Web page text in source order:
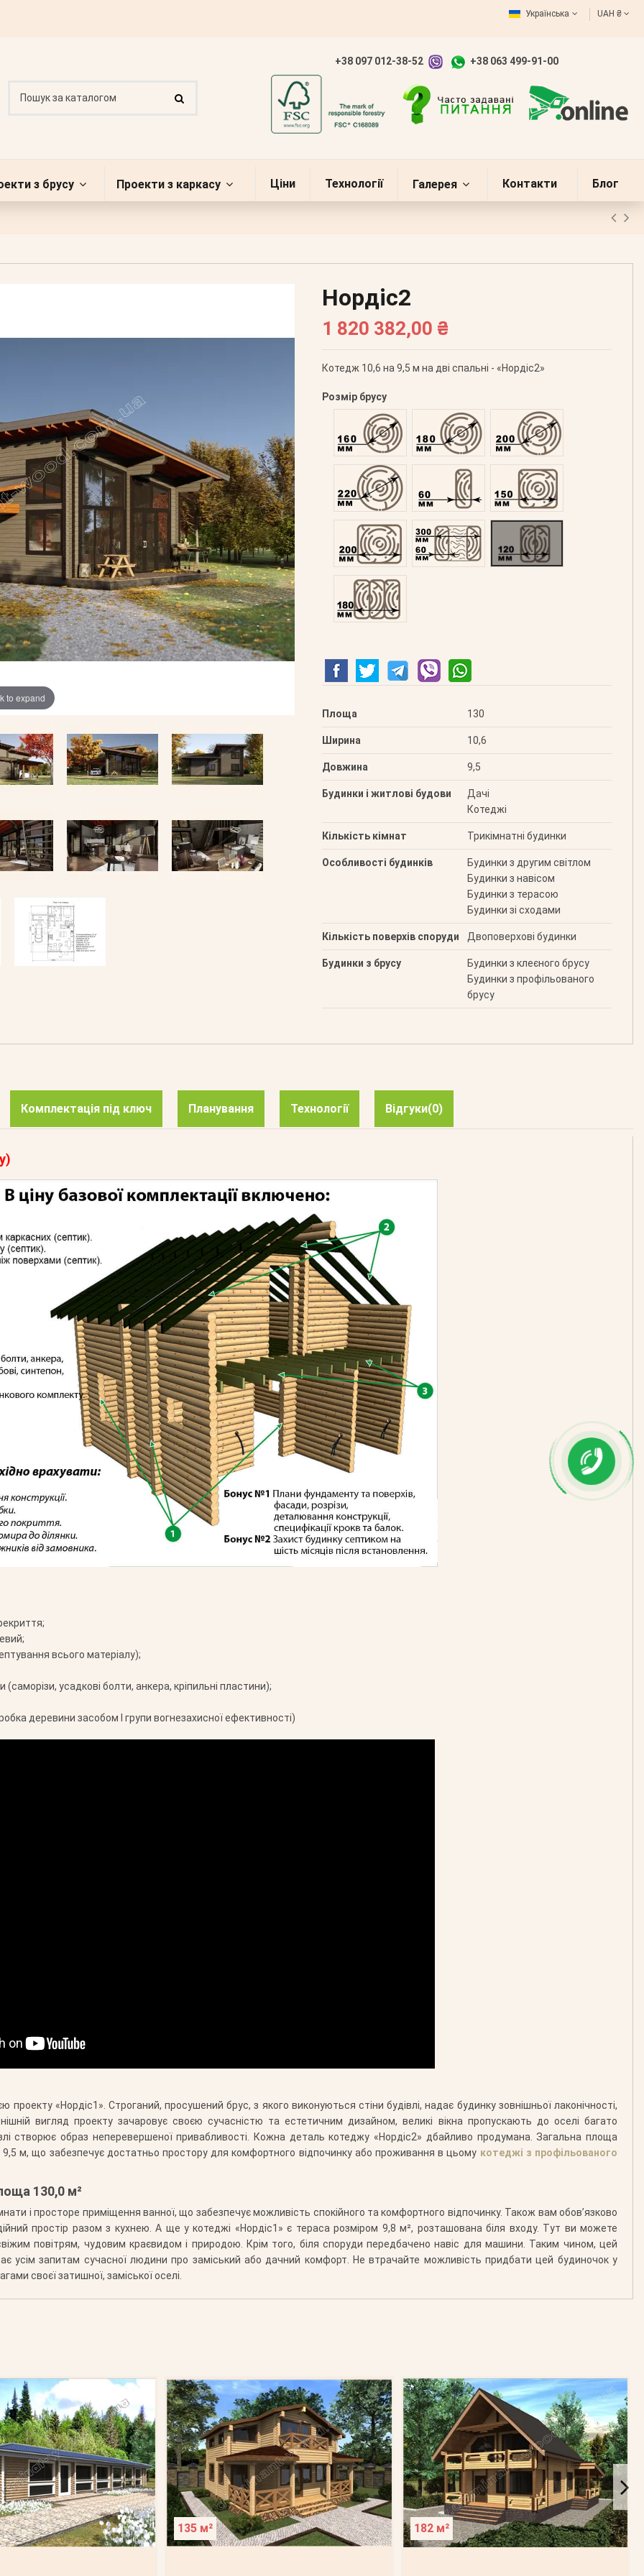
Українська UAH ₴
+38 097 012-38-52 +38 063 499-91-00
з брусу Проекти з каркасу Ціни Технології Галерея Контакти Блог
to expand
Нордіс2
1 820 382,00 ₴
Котедж 10,6 на 9,5 м на дві спальні - «Нордіс2»
Розмір брусу
Оциліндрований 160Оциліндрований 180Оциліндрований 200
Оциліндрований 220Профільований 60Профільований 150
Профільований 200Подвійний 300 Клеєний 120
Клеєний 180
Площа 130
Ширина 10,6
Довжина 9,5
Будинки і житлові будови
Дачі
Котеджі
Кількість кімнат Трикімнатні будинки
Особливості будинків
Будинки з другим світлом
Будинки з навісом
Будинки з терасою
Будинки зі сходами
Кількість поверхів споруди Двоповерхові будинки
Будинки з брусу
Будинки з клеєного брусу
Будинки з профільованого
брусу
Комплектація під ключ Планування Технології Відгуки(0)
всього матеріалу);
(саморізи, усадкові болти, анкера, кріпильні пластини);
деревини засобом І групи вогнезахисної ефективності)
«Нордіс1». Строганий, просушений брус, з якого виконуються стіни будівлі, надає будинку зовнішньої лаконічності,
вигляд проекту зачаровує своєю сучасністю та естетичним дизайном, великі вікна пропускають до оселі багато
створює образ неперевершеної привабливості. Кожна деталь котеджу «Нордіс2» дбайливо продумана. Загальна площа
м, що забезпечує достатньо простору для комфортного відпочинку або проживання в цьому котеджі з профільованого
130,0 м²
і просторе приміщення ванної, що забезпечує можливість спокійного та комфортного відпочинку. Також вам обов’язково
простір разом з кухнею. А ще у котеджі «Нордіс1» є тераса розміром 9,8 м², розташована біля входу. Тут ви можете
повітрям, чудовим краєвидом і природою. Крім того, біля споруди передбачено навіс для машини. Таким чином, цей
усім запитам сучасної людини про заміський або дачний комфорт. Не втрачайте можливість придбати цей будиночок у
своєї затишної, заміської оселі.
135 м² 182 м²